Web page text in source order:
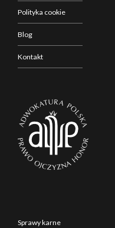
Polityka cookie
Blog
Kontakt
Sprawy karne